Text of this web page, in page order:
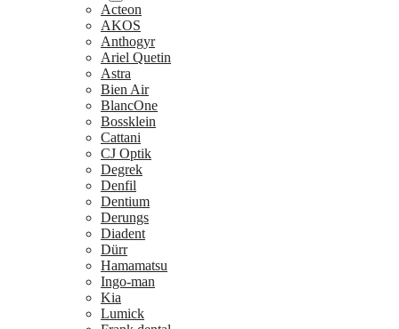
Acteon
AKOS
Anthogyr
Ariel Quetin
Astra
Bien Air
BlancOne
Bossklein
Cattani
CJ Optik
Degrek
Denfil
Dentium
Derungs
Diadent
Dürr
Hamamatsu
Ingo-man
Kia
Lumick